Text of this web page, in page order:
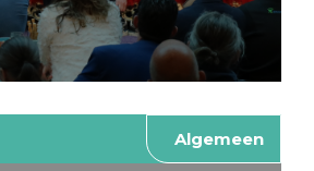
Algemeen